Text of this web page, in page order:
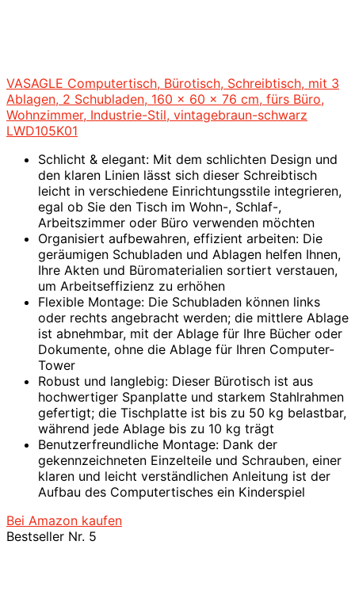
VASAGLE Computertisch, Bürotisch, Schreibtisch, mit 3
Ablagen, 2 Schubladen, 160 x 60 x 76 cm, fürs Büro,
Wohnzimmer, Industrie-Stil, vintagebraun-schwarz
LWD105K01
Schlicht & elegant: Mit dem schlichten Design und
den klaren Linien lässt sich dieser Schreibtisch
leicht in verschiedene Einrichtungsstile integrieren,
egal ob Sie den Tisch im Wohn-, Schlaf-,
Arbeitszimmer oder Büro verwenden möchten
Organisiert aufbewahren, effizient arbeiten: Die
geräumigen Schubladen und Ablagen helfen Ihnen,
Ihre Akten und Büromaterialien sortiert verstauen,
um Arbeitseffizienz zu erhöhen
Flexible Montage: Die Schubladen können links
oder rechts angebracht werden; die mittlere Ablage
ist abnehmbar, mit der Ablage für Ihre Bücher oder
Dokumente, ohne die Ablage für Ihren Computer-
Tower
Robust und langlebig: Dieser Bürotisch ist aus
hochwertiger Spanplatte und starkem Stahlrahmen
gefertigt; die Tischplatte ist bis zu 50 kg belastbar,
während jede Ablage bis zu 10 kg trägt
Benutzerfreundliche Montage: Dank der
gekennzeichneten Einzelteile und Schrauben, einer
klaren und leicht verständlichen Anleitung ist der
Aufbau des Computertisches ein Kinderspiel
Bei Amazon kaufen
Bestseller Nr. 5